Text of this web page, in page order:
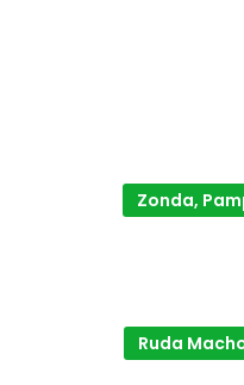
Zonda,
Ruda